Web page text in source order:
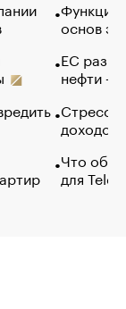
Функции
основ
ЕС
нефти —
Стресс
доходов
Что
для